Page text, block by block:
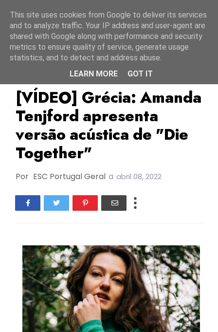
Amanda Tenfjord ESC2022
[VÍDEO] Grécia: Amanda
Tenjford apresenta
versão acústica de "Die
Together"
Por ESC Portugal Geral a abril 08, 2022
This site uses cookies from Google to deliver its services
and to analyze traffic. Your IP address and user-agent are
shared with Google along with performance and security
metrics to ensure quality of service, generate usage
statistics, and to detect and address abuse.
LEARN MORE
GOT IT